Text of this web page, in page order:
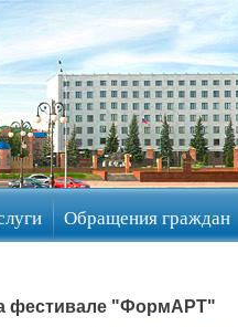
Обращения граждан
фестивале "ФормАРТ"